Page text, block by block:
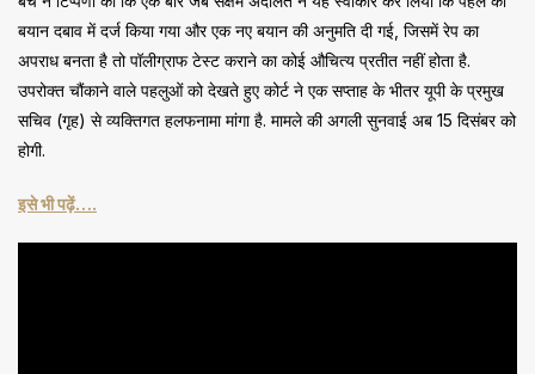
बयान दबाव में दर्ज किया गया और एक नए बयान की अनुमति दी गई, जिसमें रेप का
अपराध बनता है तो पॉलीग्राफ टेस्ट कराने का कोई औचित्य प्रतीत नहीं होता है.
उपरोक्त चौंकाने वाले पहलुओं को देखते हुए कोर्ट ने एक सप्ताह के भीतर यूपी के प्रमुख
सचिव (गृह) से व्यक्तिगत हलफनामा मांगा है. मामले की अगली सुनवाई अब 15 दिसंबर को
होगी.
इसे भी पढ़ें….